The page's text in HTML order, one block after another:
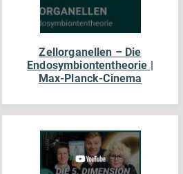
Zellorganellen – Die
Endosymbiontentheorie |
Max-Planck-Cinema